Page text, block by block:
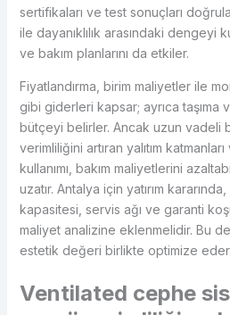
sertifikaları ve test sonuçları
ile dayanıklılık arasındaki dengeyi
ve bakım planlarını da etkiler.
Fiyatlandırma, birim maliyetler ile
gibi giderleri kapsar; ayrıca taşıma
bütçeyi belirler. Ancak uzun vadeli
verimliliğini artıran yalıtım
kullanımı, bakım maliyetlerini
uzatır. Antalya için yatırım
kapasitesi, servis ağı ve garanti
maliyet analizine eklenmelidir. Bu
estetik değeri birlikte optimize eder.
Ventilated cephe